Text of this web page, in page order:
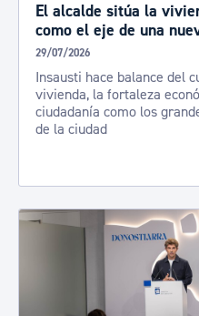
El alcalde sitúa la
como el eje de una
29/07/2026
Insausti hace balance del
vivienda, la fortaleza
ciudadanía como los
de la ciudad